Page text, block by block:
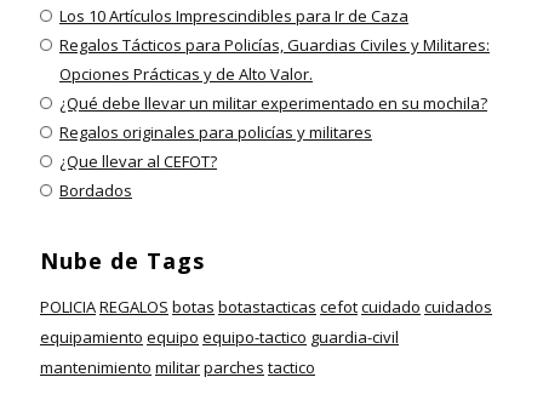
Los 10 Artículos Imprescindibles para Ir de Caza
Regalos Tácticos para Policías, Guardias Civiles y Militares:
Opciones Prácticas y de Alto Valor.
¿Qué debe llevar un militar experimentado en su mochila?
​Regalos originales para policías y militares
¿Que llevar al CEFOT?
Bordados
Nube de Tags
POLICIAREGALOS botas botastacticas cefotcuidado cuidados
equipamiento equipo equipo-tactico guardia-civil
mantenimiento militarparches tactico